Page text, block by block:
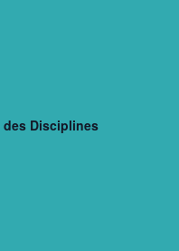
des Disciplines